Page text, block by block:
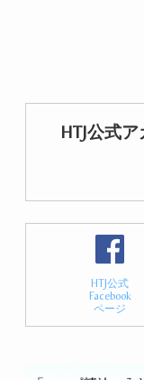
HTJ公式
HTJ公式
Facebook
ページ